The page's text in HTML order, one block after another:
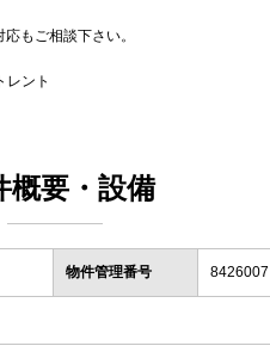
もご相談下さい。
ント
概要・設備
物件管理番号 8426007